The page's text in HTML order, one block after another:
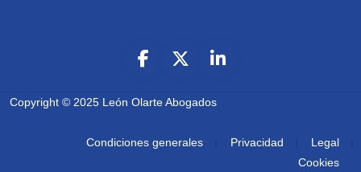
Copyright © 2025 León Olarte Abogados
Condiciones generales Privacidad
Legal
Cookies